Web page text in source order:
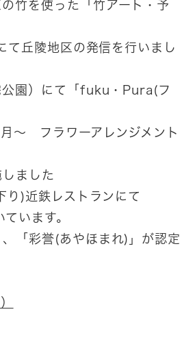
を使った「竹アート・予
丘陵地区の発信を行いまし
園）にて「fuku・Pura(フ
～ フラワーアレンジメント
ました
)近鉄レストランにて
います。
「彩誉(あやほまれ)」が認定